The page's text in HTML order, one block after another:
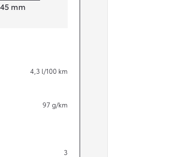
Från 324 900 kr
Toyota C-HR
HYBRID & LADDHYBRID
mm
4,3 l/100 km
97 g/km
3